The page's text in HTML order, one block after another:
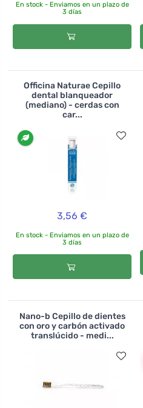
En stock - Enviamos en un plazo de
3 días
Officina Naturae Cepillo
dental blanqueador
(mediano) - cerdas con
car...
3,56 €
En stock - Enviamos en un plazo de
3 días
Nano-b Cepillo de dientes
con oro y carbón activado
translúcido - medi...